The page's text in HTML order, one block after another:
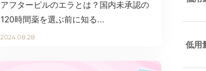
アフターピルのエラとは？国内未承認の
120時間薬を選ぶ前に知る...
2024.08.28
低用